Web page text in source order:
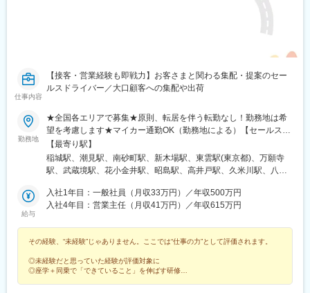
仕事内容
【接客・営業経験も即戦力】お客さまと関わる集配・提案のセー
ルスドライバー／大口顧客への集配や出荷
勤務地
★全国各エリアで募集★原則、転居を伴う転勤なし！勤務地は希
望を考慮します★マイカー通勤OK（勤務地による）【セールスド
ライバー】【ルート（輸送）ドライバー】■関東エリア東京、埼
玉、神奈川、栃木、群馬、千葉、茨城■東海エリア愛知、三重、岐
阜、静岡■甲信越エリア新潟、長野、山梨■北陸エリア石川、福
国・四国エリア香川、愛媛、高知、徳島、広島、島根、岡山、山
口、鳥取■九州エリア福岡、長崎、大分、佐賀、熊本、鹿児島、沖
秋田、青森
【最寄り駅】
稲城駅、潮見駅、南砂町駅、新木場駅、東雲駅(東京都)、万願寺
駅、武蔵境駅、花小金井駅、昭島駅、高井戸駅、久米川駅、八王
駅、永田駅(埼玉県)、鳩ケ谷駅、鳥浜駅、高座渋谷駅、踊場駅、新
羽駅、羽沢横浜国大駅、中野島駅、武蔵新城駅、相模大野駅、秦
駅、細谷駅(群馬県)、松飛台駅、成田空港駅(鉄道)、スポーツセン
ター駅、千葉みなと駅、誉田駅、神立駅、みどりの駅、南栗橋
駅、赤塚駅、下館駅、延方駅、常陸鴻巣駅、日立駅、佐古木駅、
三河安城駅、萩原駅(愛知県)、北岡崎駅、石仏駅、田県神社前駅、
給与
入社1年目：一般社員（月収33万円）／年収500万円
入社4年目：営業主任（月収41万円）／年収615万円
その経験、“未経験”じゃありません。ここでは“仕事の力”として評価されます。
◎未経験だと思っていた経験が評価対象に
◎座学＋同乗で「できていること」を伸ばす研修